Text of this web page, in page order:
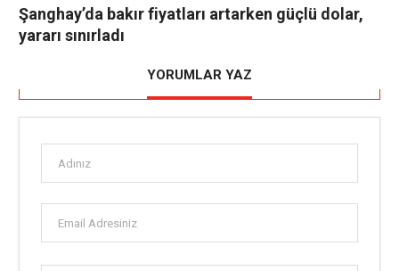
Şanghay’da bakır fiyatları artarken güçlü dolar,
yararı sınırladı
YORUMLAR YAZ